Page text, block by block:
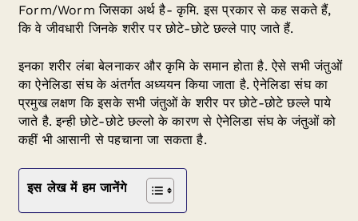
Form/Worm जिसका अर्थ है- कृमि. इस प्रकार से कह सकते हैं,
कि वे जीवधारी जिनके शरीर पर छोटे-छोटे छल्ले पाए जाते हैं.
इनका शरीर लंबा बेलनाकर और कृमि के समान होता है. ऐसे सभी जंतुओं
का ऐनेलिडा संघ के अंतर्गत अध्ययन किया जाता है. ऐनेलिडा संघ का
प्रमुख लक्षण कि इसके सभी जंतुओं के शरीर पर छोटे-छोटे छल्ले पाये
जाते है. इन्ही छोटे-छोटे छल्लो के कारण से ऐनेलिडा संघ के जंतुओं को
कहीं भी आसानी से पहचाना जा सकता है.
इस लेख में हम जानेंगे